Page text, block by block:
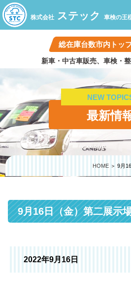
総在庫台数市内トッ
新車・中古車販売、車検・
株式会社 ステック 車検の王
NEW
最新情
HOME＞ 9月
9月16日（金）第二展示
2022年9月16日